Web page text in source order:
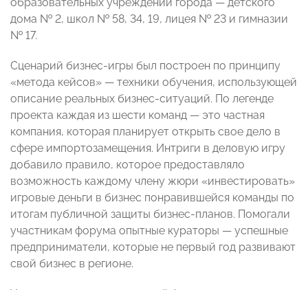
дома № 2, школ № 58, 34, 19, лицея № 23 и гимназии
№ 17.
Сценарий бизнес-игры был построен по принципу
«метода кейсов» — техники обучения, использующей
описание реальных бизнес-ситуаций. По легенде
проекта каждая из шести команд — это частная
компания, которая планирует открыть свое дело в
сфере импортозамещения. Интриги в деловую игру
добавило правило, которое предоставляло
возможность каждому члену жюри «инвестировать»
игровые деньги в бизнес понравившейся команды по
итогам публичной защиты бизнес-планов. Помогали
участникам форума опытные кураторы — успешные
предприниматели, которые не первый год развивают
свой бизнес в регионе.